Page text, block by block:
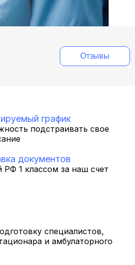
Отзывы
график
подстраивать свое
документов
РФ 1 классом за наш счет
специалистов,
и амбулаторного